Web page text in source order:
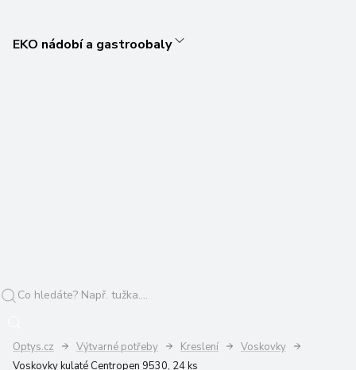
EKO nádobí a gastroobaly
Optys.cz Výtvarné potřeby Kreslení
Voskovky
Voskovky kulaté Centropen 9530, 24 ks